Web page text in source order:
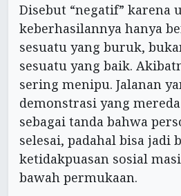
Disebut “negatif” karena
keberhasilannya hanya
sesuatu yang buruk,
sesuatu yang baik.
sering menipu. Jalanan
demonstrasi yang
sebagai tanda bahwa
selesai, padahal bisa jadi
ketidakpuasan sosial
bawah permukaan.